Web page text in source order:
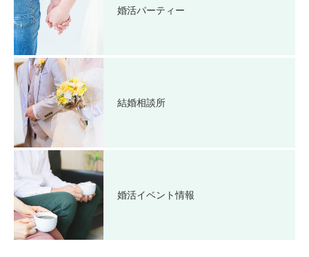
婚活パーティー
結婚相談所
婚活イベント情報